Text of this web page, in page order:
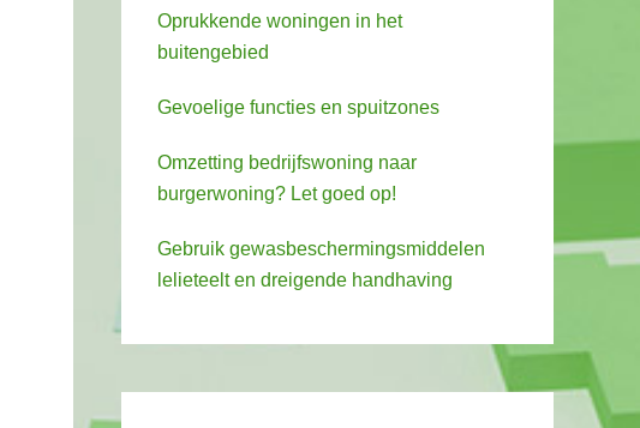
Oprukkende woningen in het
buitengebied
Gevoelige functies en spuitzones
Omzetting bedrijfswoning naar
burgerwoning? Let goed op!
Gebruik gewasbeschermingsmiddelen
lelieteelt en dreigende handhaving